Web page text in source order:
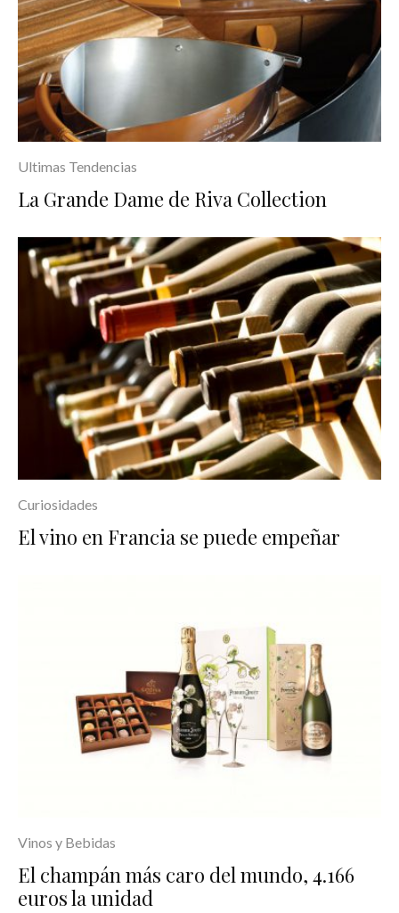
Ultimas Tendencias
La Grande Dame de Riva Collection
Curiosidades
El vino en Francia se puede empeñar
Vinos y Bebidas
El champán más caro del mundo, 4.166
euros la unidad